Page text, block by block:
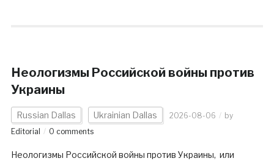
Неологизмы Российской войны против
Украины
Russian Dallas Ukrainian Dallas 2026-08-06
by
Editorial
0 comments
Неологизмы Российской войны против Украины, или